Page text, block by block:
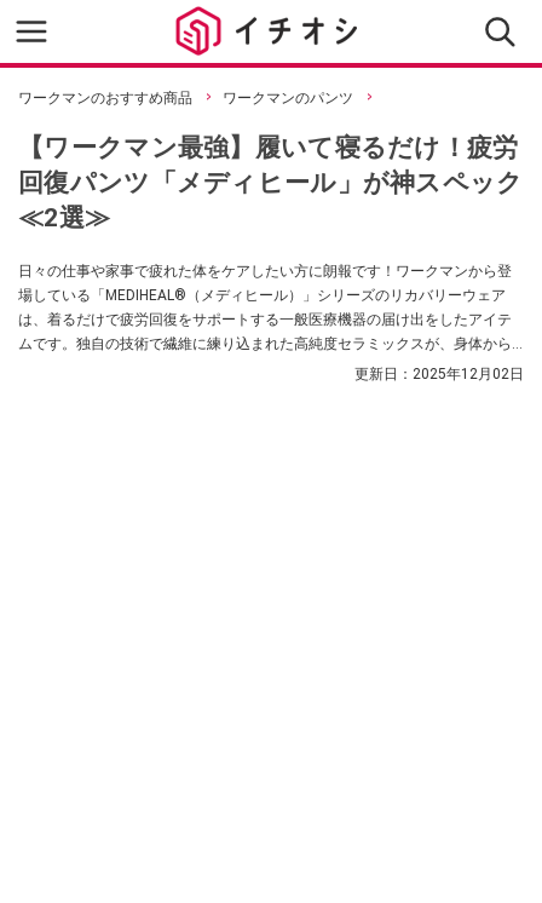
ワークマンのおすすめ商品 ワークマンのパンツ
【ワークマン最強】履いて寝るだけ！疲労
回復パンツ「メディヒール」が神スペック
≪2選≫
日々の仕事や家事で疲れた体をケアしたい方に朗報です！ワークマンから登
場している「MEDIHEAL®（メディヒール）」シリーズのリカバリーウェア
は、着るだけで疲労回復をサポートする一般医療機器の届け出をしたアイテ
ムです。独自の技術で繊維に練り込まれた高純度セラミックスが、身体から
放出される遠赤外線を輻射します。遠赤外線の作用で血行を促進し、筋肉の
更新日： 2025年12月02日